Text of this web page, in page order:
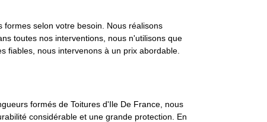
selon votre besoin. Nous réalisons
toutes nos interventions, nous n'utilisons que
fiables, nous intervenons à un prix abordable.
formés de Toitures d'Ile De France, nous
considérable et une grande protection. En